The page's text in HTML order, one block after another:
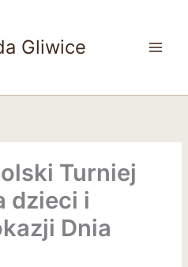
Gliwice
Turniej
dzieci i
Dnia